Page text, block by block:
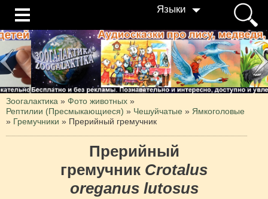
Языки
Зоогалактика » Фото животных »
Рептилии (Пресмыкающиеся) » Чешуйчатые » Ямкоголовые
» Гремучники » Прерийный гремучник
Прерийный
гремучник Crotalus
oreganus lutosus